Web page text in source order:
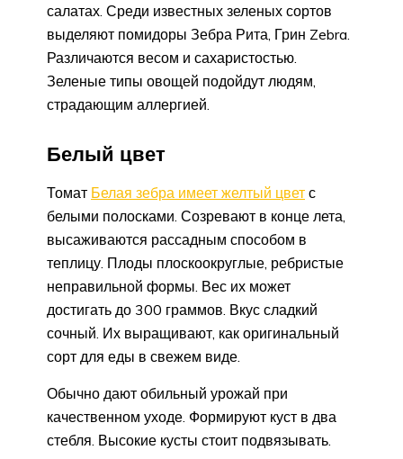
салатах. Среди известных зеленых сортов
выделяют помидоры Зебра Рита, Грин Zebra.
Различаются весом и сахаристостью.
Зеленые типы овощей подойдут людям,
страдающим аллергией.
Белый цвет
Томат Белая зебра имеет желтый цвет с
белыми полосками. Созревают в конце лета,
высаживаются рассадным способом в
теплицу. Плоды плоскоокруглые, ребристые
неправильной формы. Вес их может
достигать до 300 граммов. Вкус сладкий
сочный. Их выращивают, как оригинальный
сорт для еды в свежем виде.
Обычно дают обильный урожай при
качественном уходе. Формируют куст в два
стебля. Высокие кусты стоит подвязывать.